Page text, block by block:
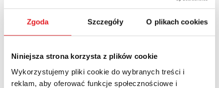
Zgoda Szczegóły O plikach cookies
Niniejsza strona korzysta z plików cookie
Wykorzystujemy pliki cookie do wybranych treści i
reklam, aby oferować funkcje społecznościowe i
Ask for the details of the offer
Email: *